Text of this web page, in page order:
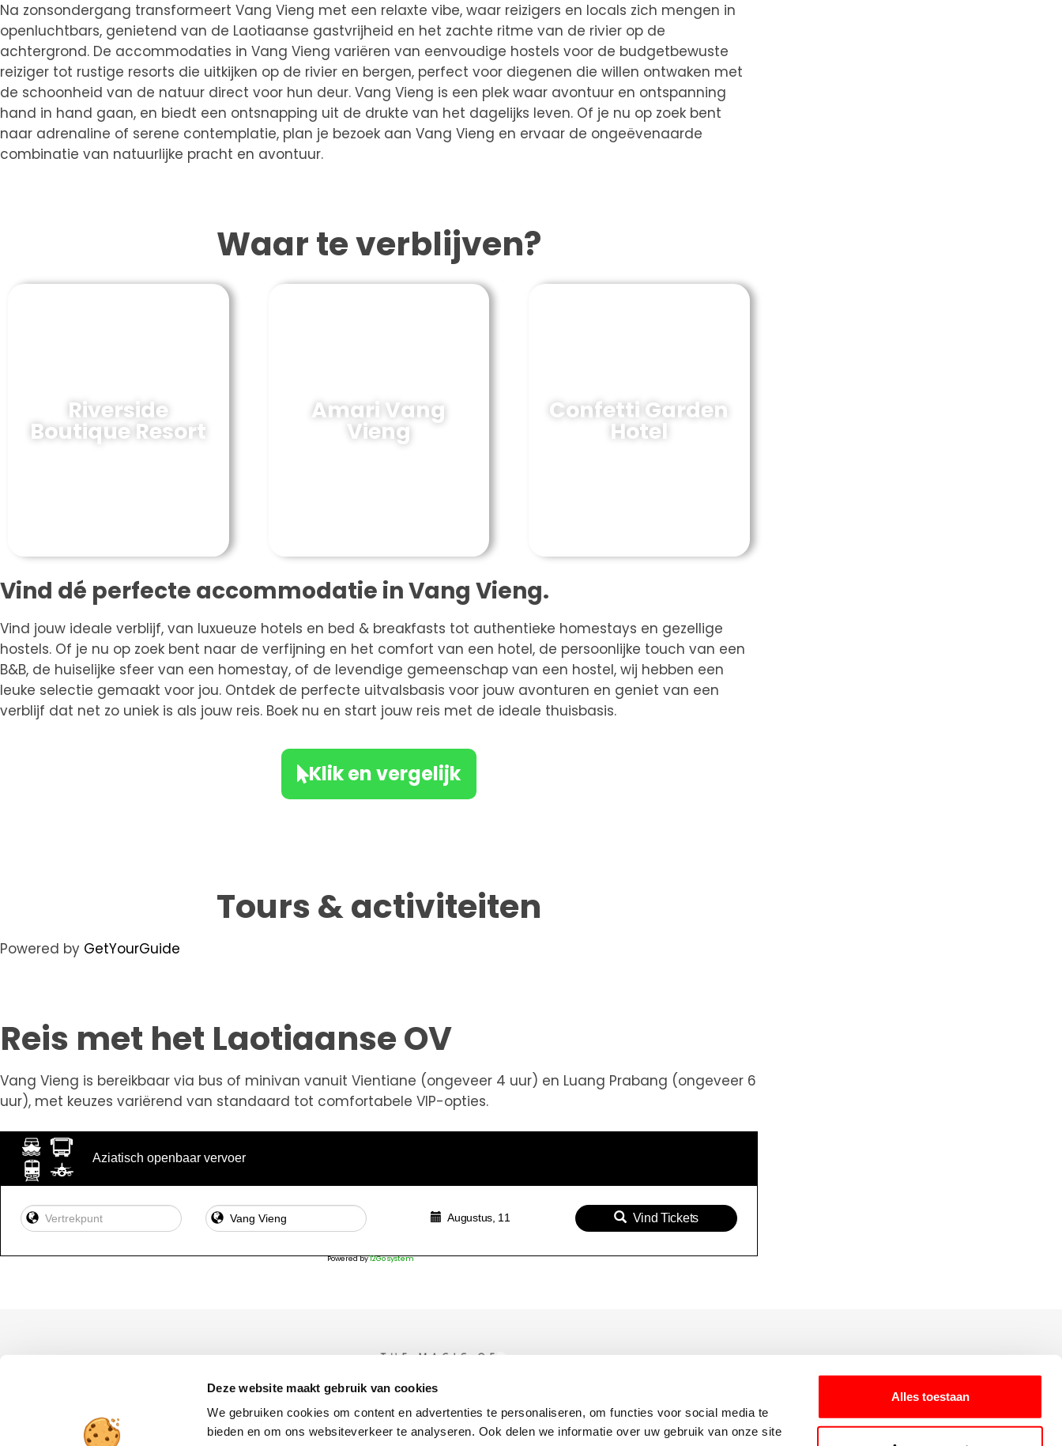
Deze website maakt gebruik van cookies
We gebruiken cookies om content en advertenties te personaliseren, om functies voor social media te
bieden en om ons websiteverkeer te analyseren. Ook delen we informatie over uw gebruik van onze site
Alles toestaan
Na zonsondergang transformeert Vang Vieng met een relaxte vibe, waar reizigers en locals zich mengen in
openluchtbars, genietend van de Laotiaanse gastvrijheid en het zachte ritme van de rivier op de
achtergrond. De accommodaties in Vang Vieng variëren van eenvoudige hostels voor de budgetbewuste
reiziger tot rustige resorts die uitkijken op de rivier en bergen, perfect voor diegenen die willen ontwaken met
de schoonheid van de natuur direct voor hun deur. Vang Vieng is een plek waar avontuur en ontspanning
hand in hand gaan, en biedt een ontsnapping uit de drukte van het dagelijks leven. Of je nu op zoek bent
naar adrenaline of serene contemplatie, plan je bezoek aan Vang Vieng en ervaar de ongeëvenaarde
combinatie van natuurlijke pracht en avontuur.
Waar te verblijven?
Riverside
Boutique Resort
Amari Vang
Vieng
Confetti Garden
Hotel
Vind dé perfecte accommodatie in Vang Vieng.
Vind jouw ideale verblijf, van luxueuze hotels en bed & breakfasts tot authentieke homestays en gezellige
hostels. Of je nu op zoek bent naar de verfijning en het comfort van een hotel, de persoonlijke touch van een
B&B, de huiselijke sfeer van een homestay, of de levendige gemeenschap van een hostel, wij hebben een
leuke selectie gemaakt voor jou. Ontdek de perfecte uitvalsbasis voor jouw avonturen en geniet van een
verblijf dat net zo uniek is als jouw reis. Boek nu en start jouw reis met de ideale thuisbasis.
Klik en vergelijk
Tours & activiteiten
Powered by GetYourGuide
Reis met het Laotiaanse OV
Vang Vieng is bereikbaar via bus of minivan vanuit Vientiane (ongeveer 4 uur) en Luang Prabang (ongeveer 6
uur), met keuzes variërend van standaard tot comfortabele VIP-opties.
Aziatisch openbaar vervoer
Augustus, 11 Vind Tickets
Powered by12Go system